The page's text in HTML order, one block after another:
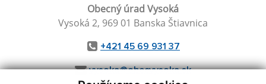
Obecný úrad Vysoká
Vysoká 2, 969 01 Banska Štiavnica
+421 45 69 931 37
vysoka@obecvysoka.sk